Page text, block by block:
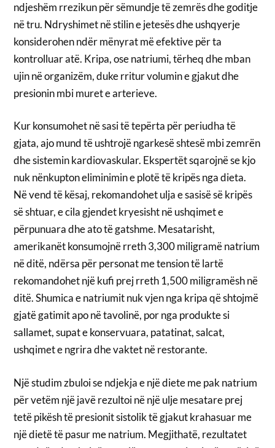
ndjeshëm rrezikun për sëmundje të zemrës dhe goditje
në tru. Ndryshimet në stilin e jetesës dhe ushqyerje
konsiderohen ndër mënyrat më efektive për ta
kontrolluar atë. Kripa, ose natriumi, tërheq dhe mban
ujin në organizëm, duke rritur volumin e gjakut dhe
presionin mbi muret e arterieve.
Kur konsumohet në sasi të tepërta për periudha të
gjata, ajo mund të ushtrojë ngarkesë shtesë mbi zemrën
dhe sistemin kardiovaskular. Ekspertët sqarojnë se kjo
nuk nënkupton eliminimin e plotë të kripës nga dieta.
Në vend të kësaj, rekomandohet ulja e sasisë së kripës
së shtuar, e cila gjendet kryesisht në ushqimet e
përpunuara dhe ato të gatshme. Mesatarisht,
amerikanët konsumojnë rreth 3,300 miligramë natrium
në ditë, ndërsa për personat me tension të lartë
rekomandohet një kufi prej rreth 1,500 miligramësh në
ditë. Shumica e natriumit nuk vjen nga kripa që shtojmë
gjatë gatimit apo në tavolinë, por nga produkte si
sallamet, supat e konservuara, patatinat, salcat,
ushqimet e ngrira dhe vaktet në restorante.
Një studim zbuloi se ndjekja e një diete me pak natrium
për vetëm një javë rezultoi në një ulje mesatare prej
tetë pikësh të presionit sistolik të gjakut krahasuar me
një dietë të pasur me natrium. Megjithatë, rezultatet